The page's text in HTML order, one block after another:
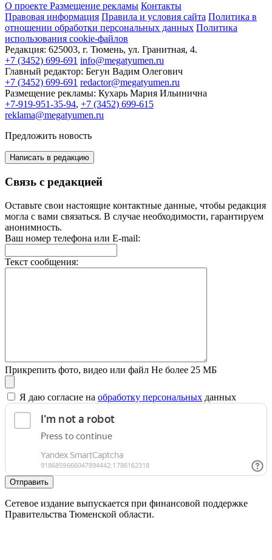
О проекте Размещение рекламы Контакты
Правовая информация Правила и условия сайта Политика в
отношении обработки персональных данных Политика
использования cookie-файлов
Редакция: 625003, г. Тюмень, ул. Гранитная, 4.
+7 (3452) 699-691 info@megatyumen.ru
Главный редактор: Бегун Вадим Олегович
+7 (3452) 699-691 redactor@megatyumen.ru
Размещение рекламы: Кухарь Мария Ильинична
+7-919-951-35-94, +7 (3452) 699-615
reklama@megatyumen.ru
Предложить новость
Написать в редакцию
Связь с редакцией
Оставьте свои настоящие контактные данные, чтобы редакция
могла с вами связаться. В случае необходимости, гарантируем
анонимность.
Ваш номер телефона или E-mail:
Текст сообщения:
Прикрепить фото, видео или файл Не более 25 МБ
Я даю согласие на обработку персональных данных
Отправить
Сетевое издание выпускается при финансовой поддержке
Правительства Тюменской области.